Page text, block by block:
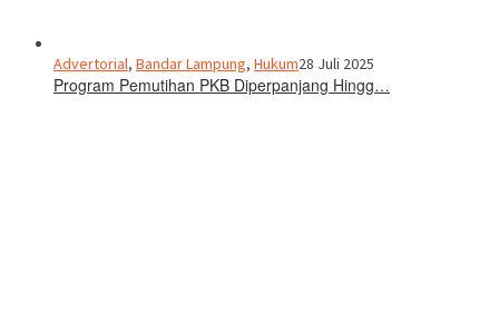
Advertorial, Bandar Lampung, Hukum28 Juli 2025
Program Pemutihan PKB Diperpanjang Hingg…